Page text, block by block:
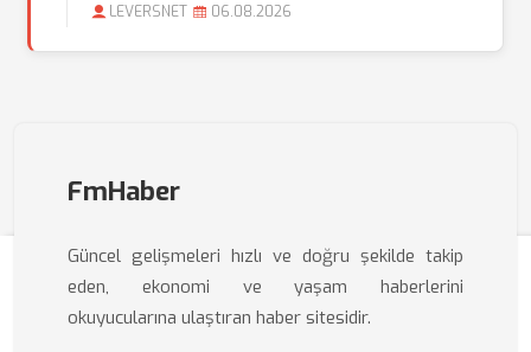
LEVERSNET 06.08.2026
FmHaber
Güncel gelişmeleri hızlı ve doğru şekilde takip
eden, ekonomi ve yaşam haberlerini
okuyucularına ulaştıran haber sitesidir.